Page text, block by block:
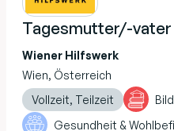
Tagesmutter/-
Wiener Hilfswerk
Wien, Österreich
Vollzeit, Teilzeit
Gesundheit &